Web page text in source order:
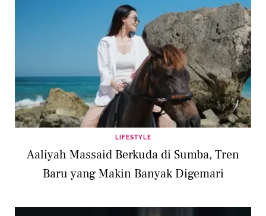
LIFESTYLE
Aaliyah Massaid Berkuda di Sumba, Tren
Baru yang Makin Banyak Digemari